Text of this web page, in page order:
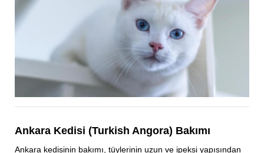
Ankara Kedisi (Turkish Angora) Bakımı
Ankara kedisinin bakımı, tüylerinin uzun ve ipeksi yapısından